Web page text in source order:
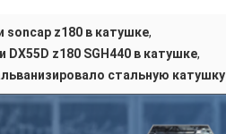
soncap z180 в катушке,
z180 SGH440 в катушке,
стальную катушку